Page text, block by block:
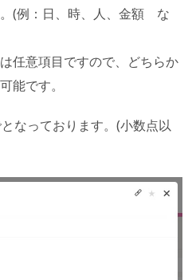
(例：日、時、人、金額 な
任意項目ですので、どちらか
能です。
なっております。(小数点以